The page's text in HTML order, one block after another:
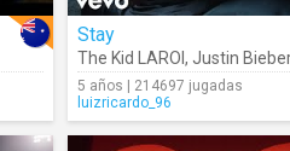
Stay
The Kid LAROI , Justin
5 años | 214697 jugadas
luizricardo_96